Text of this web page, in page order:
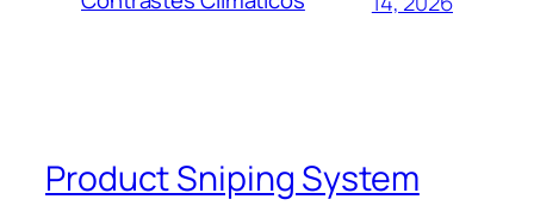
Product Sniping System